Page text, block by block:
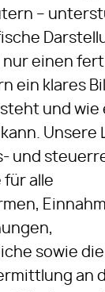
–
einen
ein klares
und wie
Unsere
und
für alle
sowie die
an